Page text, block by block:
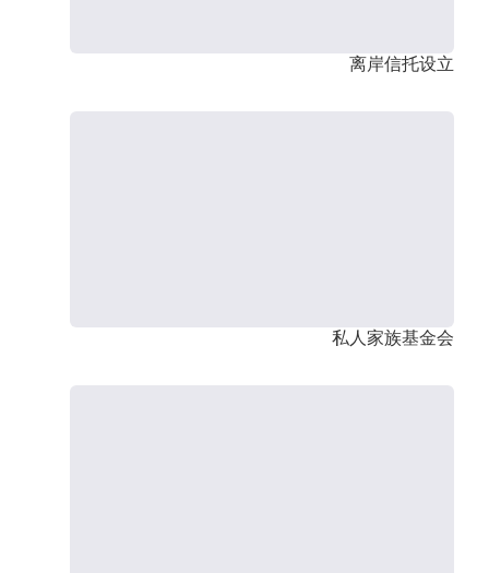
离岸信托设立
私人家族基金会